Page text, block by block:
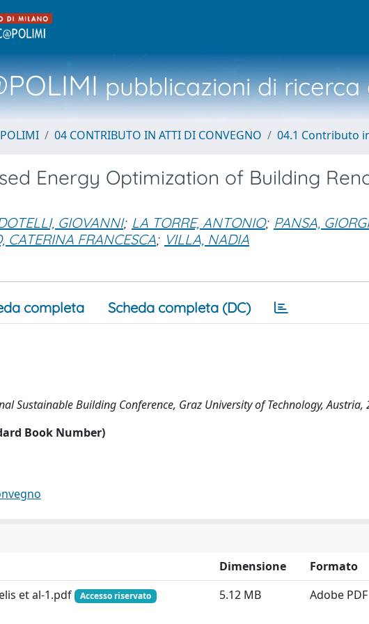
pubblicazioni di ricerca
04 CONTRIBUTO IN ATTI DI CONVEGNO 04.1 Contributo
Energy Optimization of Building
GIOVANNI; LA TORRE, ANTONIO; PANSA,
CATERINA FRANCESCA; VILLA, NADIA
completa Scheda completa (DC)
Sustainable Building Conference, Graz University of Technology, Austria,
Book Number)
Dimensione
Formato
et al-1.pdf
Accesso riservato 5.12 MB Adobe PDF